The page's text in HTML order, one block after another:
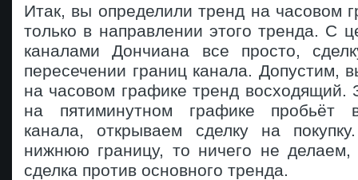
Итак, вы определили тренд на часовом
только в направлении этого тренда. С
каналами Дончиана все просто,
пересечении границ канала. Допустим,
на часовом графике тренд восходящий.
на пятиминутном графике пробьёт
канала, открываем сделку на
нижнюю границу, то ничего не делаем,
сделка против основного тренда.